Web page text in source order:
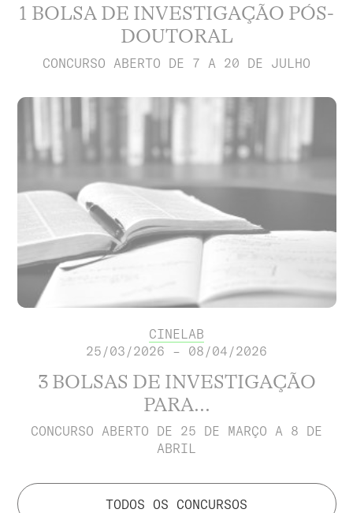
1 BOLSA DE INVESTIGAÇÃO PÓS-
DOUTORAL
CONCURSO ABERTO DE 7 A 20 DE JULHO
CINELAB
25/03/2026 – 08/04/2026
3 BOLSAS DE INVESTIGAÇÃO
PARA...
CONCURSO ABERTO DE 25 DE MARÇO A 8 DE
ABRIL
TODOS OS CONCURSOS